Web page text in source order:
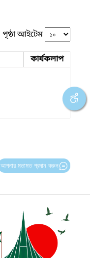
পৃষ্ঠা আইটেম
কার্যকলাপ
আপনার মতামত প্রদান করুন